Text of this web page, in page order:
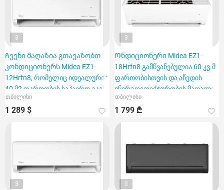
3
Ჩვენი მაღაზია გთავაზობთ
კონდიციონერს Midea EZ1-
12Hrfn8, რომელიც იდეალურია
40 მ2 ფართობის საჰაერო გაგ
თბილისი
1 289 $
3
Ონდიციონერი Midea EZ1-
18Hrfn8 გამწვანებულია 60 კვ.მ
ფართობისთვის და აწვდის
ენერგოეფექტურობის მაღალი
თბილისი
1 799 ₾
3 3